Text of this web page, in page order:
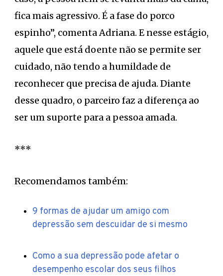
fica mais agressivo. É a fase do porco
espinho”, comenta Adriana. E nesse estágio,
aquele que está doente não se permite ser
cuidado, não tendo a humildade de
reconhecer que precisa de ajuda. Diante
desse quadro, o parceiro faz a diferença ao
ser um suporte para a pessoa amada.
***
Recomendamos também:
9 formas de ajudar um amigo com
depressão sem descuidar de si mesmo
Como a sua depressão pode afetar o
desempenho escolar dos seus filhos